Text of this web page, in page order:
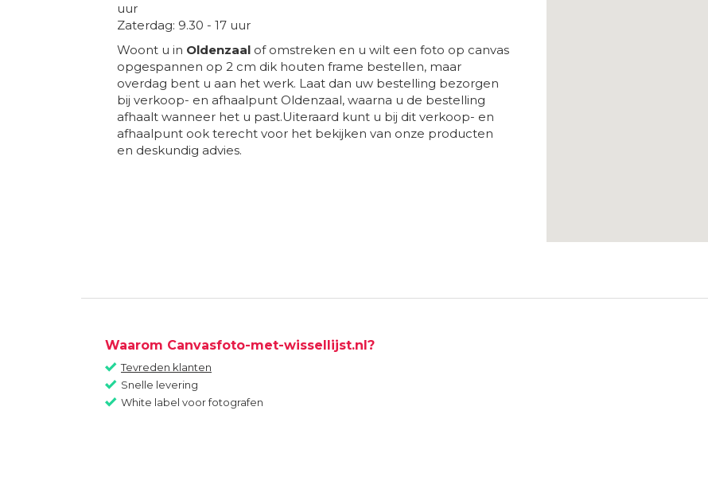
uur
Zaterdag: 9.30 - 17 uur
Woont u in Oldenzaal of omstreken en u wilt een foto op canvas
opgespannen op 2 cm dik houten frame bestellen, maar
overdag bent u aan het werk. Laat dan uw bestelling bezorgen
bij verkoop- en afhaalpunt Oldenzaal, waarna u de bestelling
afhaalt wanneer het u past.Uiteraard kunt u bij dit verkoop- en
afhaalpunt ook terecht voor het bekijken van onze producten
en deskundig advies.
Waarom Canvasfoto-met-wissellijst.nl?
Tevreden klanten
Snelle levering
White label voor fotografen